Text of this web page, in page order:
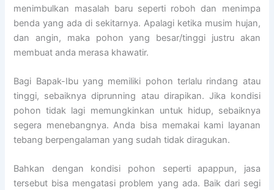
menimbulkan masalah baru seperti roboh dan menimpa
benda yang ada di sekitarnya. Apalagi ketika musim hujan,
dan angin, maka pohon yang besar/tinggi justru akan
membuat anda merasa khawatir.
Bagi Bapak-Ibu yang memiliki pohon terlalu rindang atau
tinggi, sebaiknya diprunning atau dirapikan. Jika kondisi
pohon tidak lagi memungkinkan untuk hidup, sebaiknya
segera menebangnya. Anda bisa memakai kami layanan
tebang berpengalaman yang sudah tidak diragukan.
Bahkan dengan kondisi pohon seperti apappun, jasa
tersebut bisa mengatasi problem yang ada. Baik dari segi